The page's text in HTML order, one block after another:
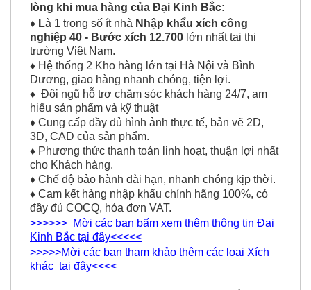
lòng khi mua hàng của Đại Kinh Bắc:
♦ Là 1 trong số ít nhà Nhập khẩu xích công
nghiệp 40 - Bước xích 12.700 lớn nhất tại thị
trường Việt Nam.
♦ Hệ thống 2 Kho hàng lớn tại Hà Nội và Bình
Dương, giao hàng nhanh chóng, tiện lợi.
♦ Đội ngũ hỗ trợ chăm sóc khách hàng 24/7, am
hiểu sản phẩm và kỹ thuật
♦ Cung cấp đầy đủ hình ảnh thực tế, bản vẽ 2D,
3D, CAD của sản phẩm.
♦ Phương thức thanh toán linh hoạt, thuận lợi nhất
cho Khách hàng.
♦ Chế độ bảo hành dài hạn, nhanh chóng kịp thời.
♦ Cam kết hàng nhập khẩu chính hãng 100%, có
đầy đủ COCQ, hóa đơn VAT.
>>>>>> Mời các bạn bấm xem thêm thông tin Đại
Kinh Bắc tại đây<<<<<
>>>>>Mời các bạn tham khảo thêm các loại Xích
khác tại đây<<<<